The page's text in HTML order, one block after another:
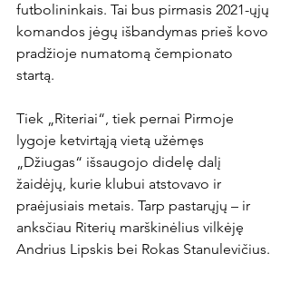
futbolininkais. Tai bus pirmasis 2021-ųjų
komandos jėgų išbandymas prieš kovo
pradžioje numatomą čempionato
startą.
Tiek „Riteriai“, tiek pernai Pirmoje
lygoje ketvirtąją vietą užėmęs
„Džiugas“ išsaugojo didelę dalį
žaidėjų, kurie klubui atstovavo ir
praėjusiais metais. Tarp pastarųjų – ir
anksčiau Riterių marškinėlius vilkėję
Andrius Lipskis bei Rokas Stanulevičius.